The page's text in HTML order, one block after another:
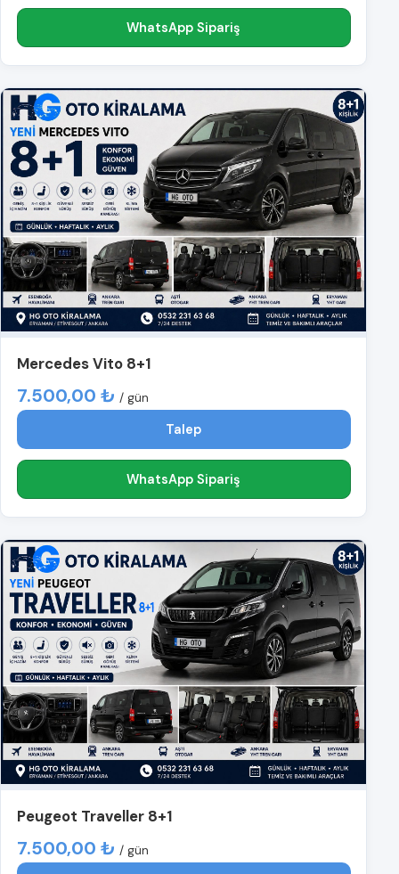
WhatsApp Sipariş
Mercedes Vito 8+1
7.500,00 ₺ / gün
Talep
WhatsApp Sipariş
Peugeot Traveller 8+1
7.500,00 ₺ / gün